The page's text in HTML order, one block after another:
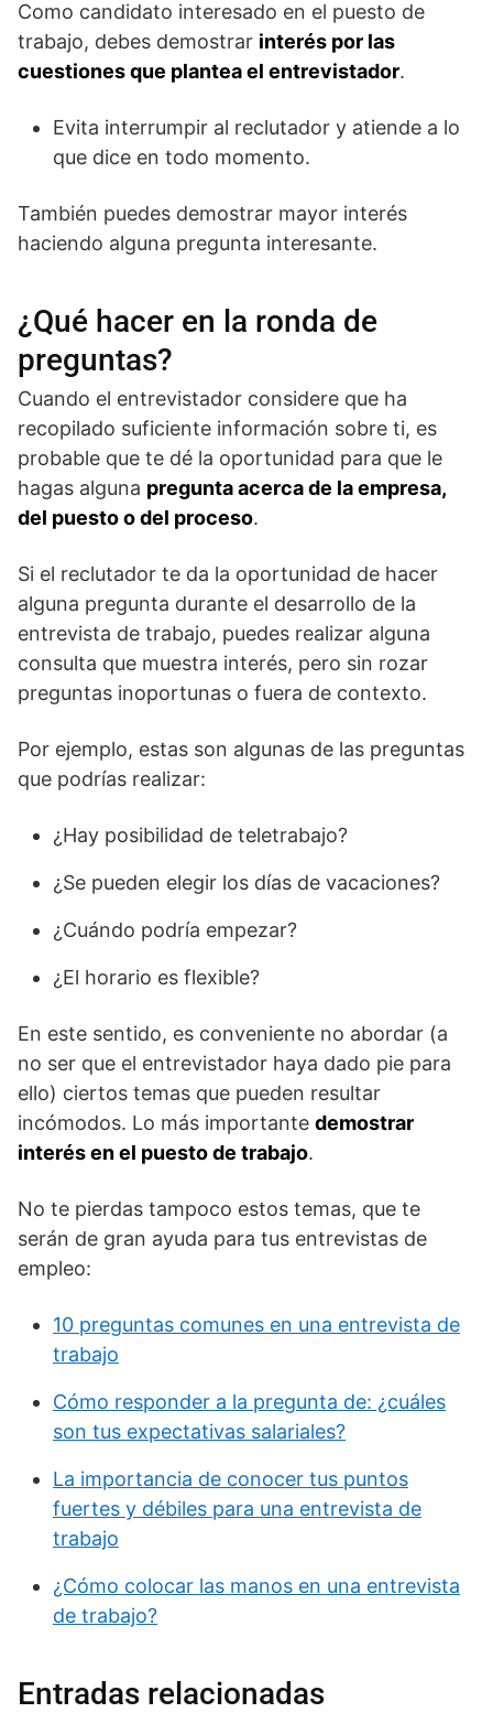
Como candidato interesado en el puesto de
trabajo, debes demostrar interés por las
cuestiones que plantea el entrevistador.
Evita interrumpir al reclutador y atiende a lo
que dice en todo momento.
También puedes demostrar mayor interés
haciendo alguna pregunta interesante.
¿Qué hacer en la ronda de
preguntas?
Cuando el entrevistador considere que ha
recopilado suficiente información sobre ti, es
probable que te dé la oportunidad para que le
hagas alguna pregunta acerca de la empresa,
del puesto o del proceso.
Si el reclutador te da la oportunidad de hacer
alguna pregunta durante el desarrollo de la
entrevista de trabajo, puedes realizar alguna
consulta que muestra interés, pero sin rozar
preguntas inoportunas o fuera de contexto.
Por ejemplo, estas son algunas de las preguntas
que podrías realizar:
¿Hay posibilidad de teletrabajo?
¿Se pueden elegir los días de vacaciones?
¿Cuándo podría empezar?
¿El horario es flexible?
En este sentido, es conveniente no abordar (a
no ser que el entrevistador haya dado pie para
ello) ciertos temas que pueden resultar
incómodos. Lo más importante demostrar
interés en el puesto de trabajo.
No te pierdas tampoco estos temas, que te
serán de gran ayuda para tus entrevistas de
empleo:
10 preguntas comunes en una entrevista de
trabajo
Cómo responder a la pregunta de: ¿cuáles
son tus expectativas salariales?
La importancia de conocer tus puntos
fuertes y débiles para una entrevista de
trabajo
¿Cómo colocar las manos en una entrevista
de trabajo?
Entradas relacionadas